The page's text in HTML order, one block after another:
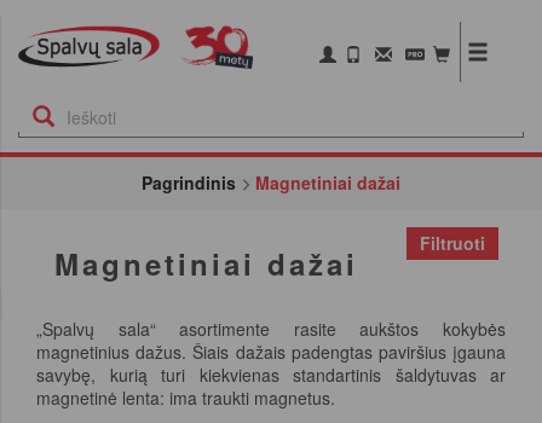
Pagrindinis Magnetiniai dažai
Magnetiniai dažai Filtruoti
„Spalvų sala“ asortimente rasite aukštos kokybės
magnetinius dažus. Šiais dažais padengtas paviršius įgauna
savybę, kurią turi kiekvienas standartinis šaldytuvas ar
magnetinė lenta: ima traukti magnetus.